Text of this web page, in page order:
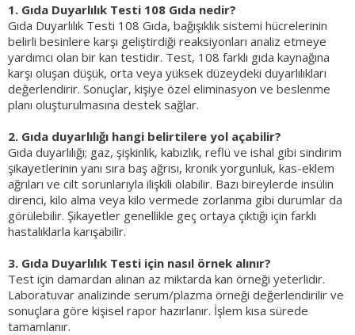
1. Gıda Duyarlılık Testi 108 Gıda nedir?
Gıda Duyarlılık Testi 108 Gıda, bağışıklık sistemi hücrelerinin
belirli besinlere karşı geliştirdiği reaksiyonları analiz etmeye
yardımcı olan bir kan testidir. Test, 108 farklı gıda kaynağına
karşı oluşan düşük, orta veya yüksek düzeydeki duyarlılıkları
değerlendirir. Sonuçlar, kişiye özel eliminasyon ve beslenme
planı oluşturulmasına destek sağlar.
2. Gıda duyarlılığı hangi belirtilere yol açabilir?
Gıda duyarlılığı; gaz, şişkinlik, kabızlık, reflü ve ishal gibi sindirim
şikayetlerinin yanı sıra baş ağrısı, kronik yorgunluk, kas-eklem
ağrıları ve cilt sorunlarıyla ilişkili olabilir. Bazı bireylerde insülin
direnci, kilo alma veya kilo vermede zorlanma gibi durumlar da
görülebilir. Şikayetler genellikle geç ortaya çıktığı için farklı
hastalıklarla karışabilir.
3. Gıda Duyarlılık Testi için nasıl örnek alınır?
Test için damardan alınan az miktarda kan örneği yeterlidir.
Laboratuvar analizinde serum/plazma örneği değerlendirilir ve
sonuçlara göre kişisel rapor hazırlanır. İşlem kısa sürede
tamamlanır.